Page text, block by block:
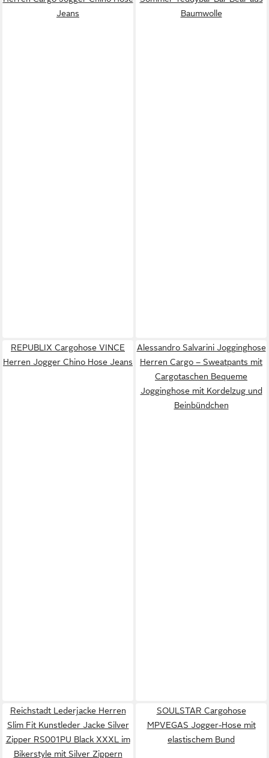
Jeans
Baumwolle
REPUBLIX Cargohose VINCE
Herren Jogger Chino Hose Jeans
Alessandro Salvarini Jogginghose
Herren Cargo – Sweatpants mit
Cargotaschen Bequeme
Jogginghose mit Kordelzug und
Beinbündchen
Reichstadt Lederjacke Herren
Slim Fit Kunstleder Jacke Silver
Zipper RS001PU Black XXXL im
Bikerstyle mit Silver Zippern
SOULSTAR Cargohose
MPVEGAS Jogger-Hose mit
elastischem Bund